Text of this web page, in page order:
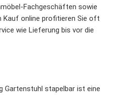
Fachgeschäften sowie
Kauf online profitieren Sie oft
wie Lieferung bis vor die
Gartenstuhl stapelbar ist eine